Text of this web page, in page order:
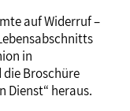
auf Widerruf –
in
Broschüre
Dienst“ heraus.